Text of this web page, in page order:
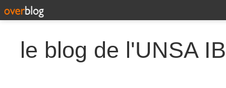
le blog de l'UNSA